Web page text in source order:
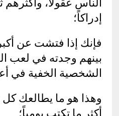
إدراكاً؛
فإنك إذا فتشت عن
بينهم وجدته في لعب
الشخصية الخفية في
وهذا هو ما يطالعك
أكثر ما تكتب يومياً؛